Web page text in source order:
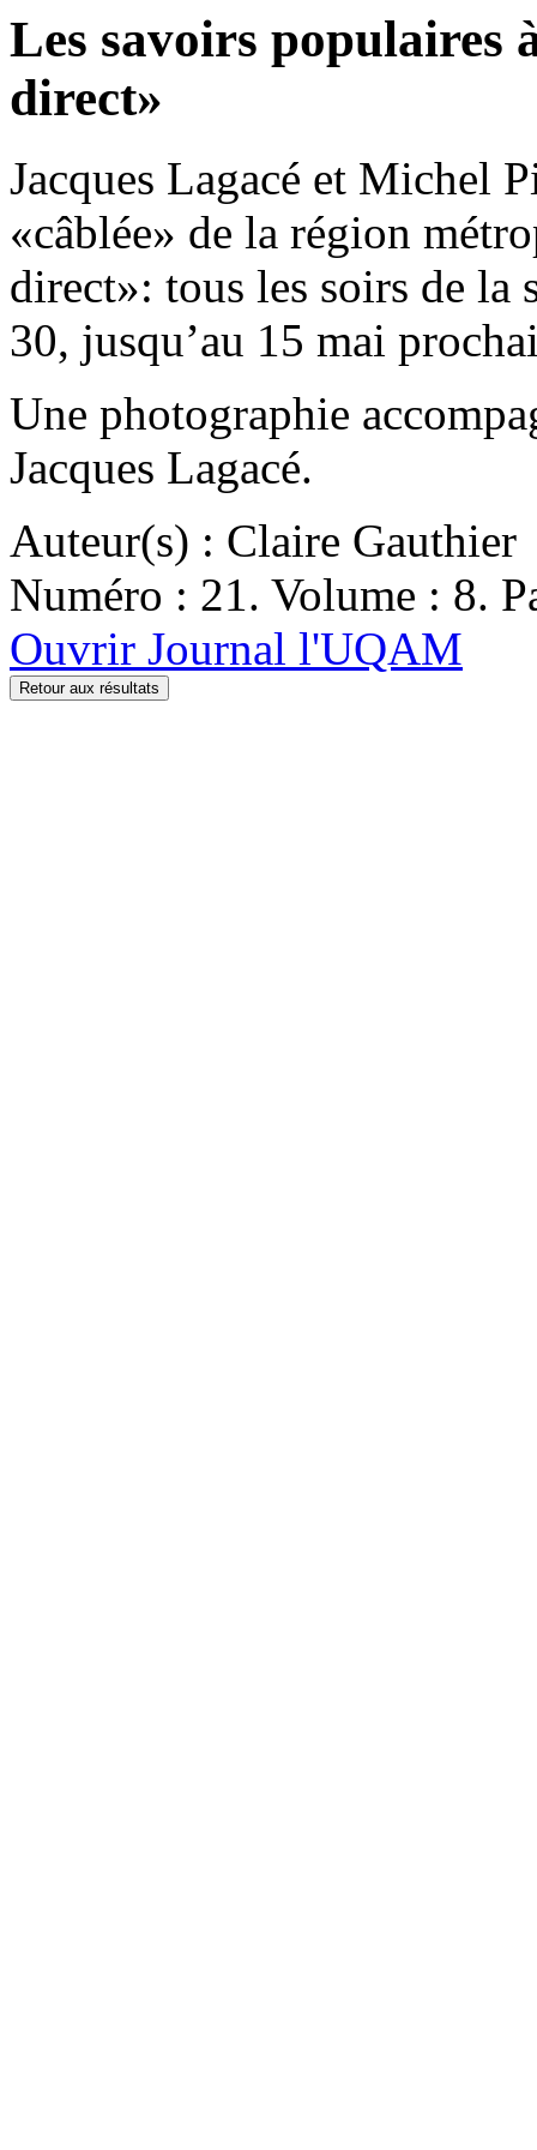
Les savoirs populaires
direct»
Jacques Lagacé et Michel
«câblée» de la région
direct»: tous les soirs de la
30, jusqu’au 15 mai
Une photographie
Jacques Lagacé.
Auteur(s) : Claire Gauthier
Numéro : 21. Volume : 8.
Ouvrir Journal l'UQAM
Retour aux résultats